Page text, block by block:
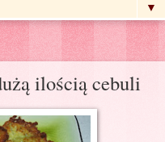
▼
ilością cebuli